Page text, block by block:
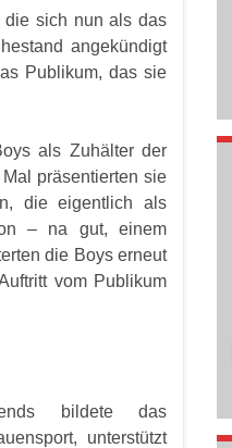
die sich nun als das
angekündigt
Publikum, das sie
als Zuhälter der
präsentierten sie
die eigentlich als
– na gut, einem
die Boys erneut
vom Publikum
bildete das
unterstützt